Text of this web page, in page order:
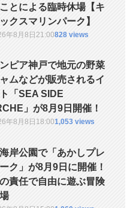
とによる臨時休場【キ
クスマリンパーク】
年8月8日 21:00828 views
ピア神戸で地元の野菜
ムなどが販売されるイ
「SEA SIDE
」が8月9日開催！
年8月8日 18:001,053 views
岸公園で「あかしプレ
ク」が8月9日に開催！
責任で自由に遊ぶ冒険